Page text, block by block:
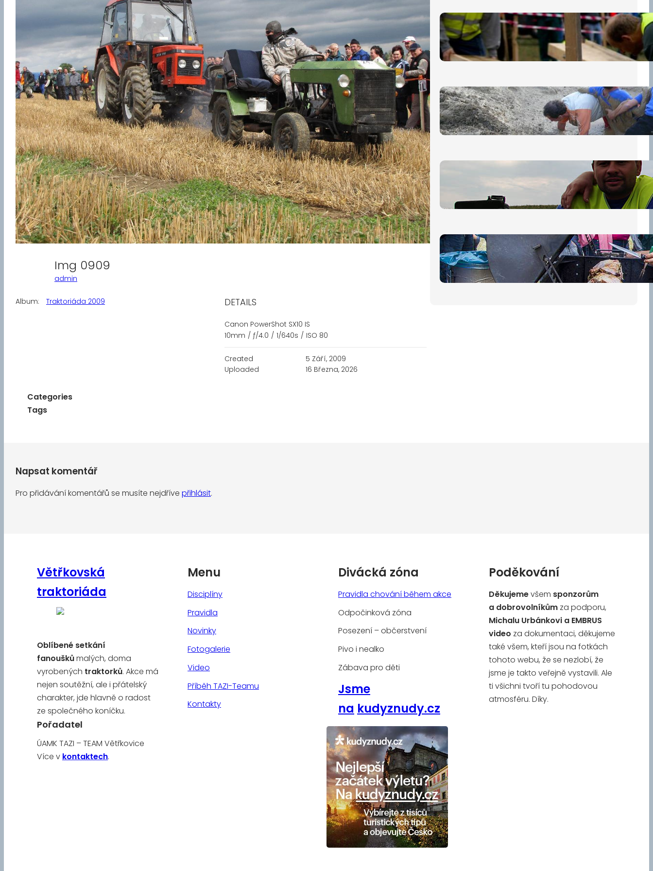
Img 0909
admin
Album: Traktoriáda 2009 DETAILS
Canon PowerShot SX10 IS
10mm / ƒ/4.0 / 1/640s / ISO 80
Created
5 Září, 2009
Uploaded
16 Března, 2026
Categories
Tags
Nová pravidla pro účastníky
13 července, 2026
„Prase za prase“: Kdo doběhne
první, vyhraje!
30 června, 2026
Bezpečnost na prvním místě
15 května, 2026
Pro diváky
30 dubna, 2026
Napsat komentář
Pro přidávání komentářů se musíte nejdříve přihlásit.
Větřkovská
traktoriáda
Oblíbené setkání
fanouškůmalých, doma
vyrobených traktorků. Akce má
nejen soutěžní, ale i přátelský
charakter, jde hlavně o radost
ze společného koníčku.
Pořadatel
ÚAMK TAZI – TEAM Větřkovice
Více v kontaktech.
Menu
Disciplíny
Pravidla
Novinky
Fotogalerie
Video
Příběh TAZI-Teamu
Kontakty
Divácká zóna
Pravidla chování během akce
Odpočinková zóna
Posezení – občerstvení
Pivo i nealko
Zábava pro děti
Jsme
na kudyznudy.cz
Poděkování
Děkujemevšem sponzorům
a dobrovolníkům za podporu,
Michalu Urbánkovi a EMBRUS
video za dokumentaci, děkujeme
také všem, kteří jsou na fotkách
tohoto webu, že se nezlobí, že
jsme je takto veřejně vystavili. Ale
ti všichni tvoří tu pohodovou
atmosféru. Díky.